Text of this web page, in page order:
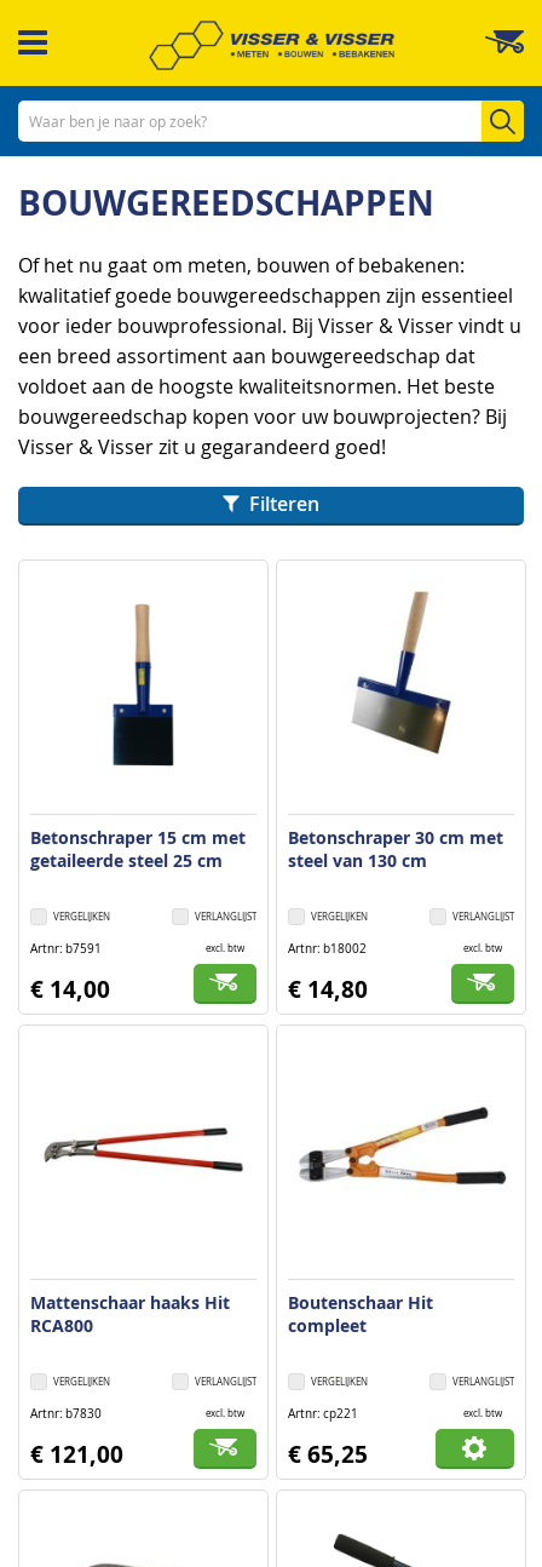
naar
inhoud
BOUWGEREEDSCHAPPEN
Of het nu gaat om meten, bouwen of bebakenen:
kwalitatief goede bouwgereedschappen zijn essentieel
voor ieder bouwprofessional. Bij Visser & Visser vindt u
een breed assortiment aan bouwgereedschap dat
voldoet aan de hoogste kwaliteitsnormen. Het beste
bouwgereedschap kopen voor uw bouwprojecten? Bij
Visser & Visser zit u gegarandeerd goed!
Betonschraper 15 cm met
getaileerde steel 25 cm
VERLANGLIJST
VERGELIJKEN
Artnr b7591 excl. btw
€ 14,00
Betonschraper 30 cm met
steel van 130 cm
VERLANGLIJST
VERGELIJKEN
Artnr b18002 excl. btw
€ 14,80
Mattenschaar haaks Hit
RCA800
VERLANGLIJST
VERGELIJKEN
Artnr b7830 excl. btw
€ 121,00
Boutenschaar Hit
compleet
VERLANGLIJST
VERGELIJKEN
Artnr cp221 excl. btw
€ 65,25
Filteren